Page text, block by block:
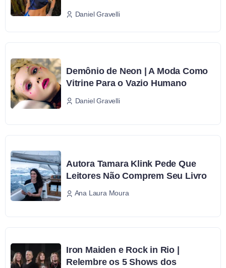
Daniel Gravelli
Demônio de Neon | A Moda Como
Vitrine Para o Vazio Humano
Daniel Gravelli
Autora Tamara Klink Pede Que
Leitores Não Comprem Seu Livro
Ana Laura Moura
Iron Maiden e Rock in Rio |
Relembre os 5 Shows dos